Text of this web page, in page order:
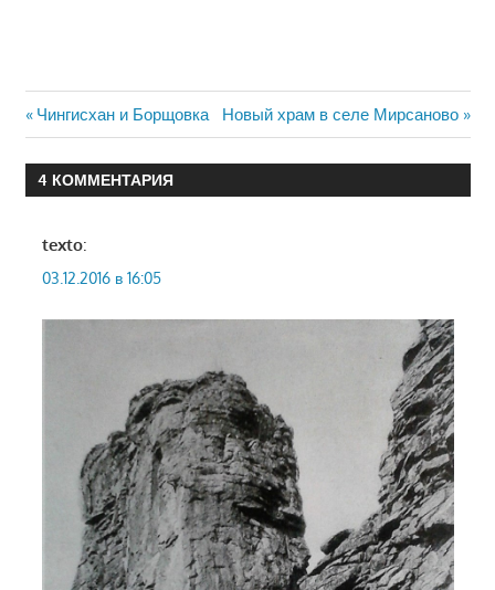
Навигация
по
записям
Предыдущая
запись:
Чингисхан и Борщовка
Следующая
запись:
Новый храм в селе Мирсаново
4 КОММЕНТАРИЯ
texto:
03.12.2016 в 16:05